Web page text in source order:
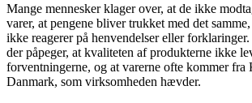
Mange mennesker klager over, at de ikke
varer, at pengene bliver trukket med det
ikke reagerer på henvendelser eller
der påpeger, at kvaliteten af produkterne ikke
forventningerne, og at varerne ofte kommer fra
Danmark, som virksomheden hævder.